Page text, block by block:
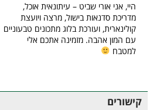
היי, אני אורי שביט – עיתונאית אוכל,
מדריכת סדנאות בישול, מרצה ויועצת
קולינארית, ועורכת בלוג מתכונים טבעוניים
עם המון אהבה. מזמינה אתכם אלי
למטבח
קישורים